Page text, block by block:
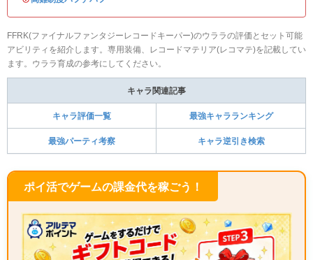
FFRK(ファイナルファンタジーレコードキーパー)のウララの評価とセット可能
アビリティを紹介します。専用装備、レコードマテリア(レコマテ)を記載してい
ます。ウララ育成の参考にしてください。
キャラ関連記事
キャラ評価一覧 最強キャラランキング
最強パーティ考察 キャラ逆引き検索
ポイ活でゲームの課金代を稼ごう！